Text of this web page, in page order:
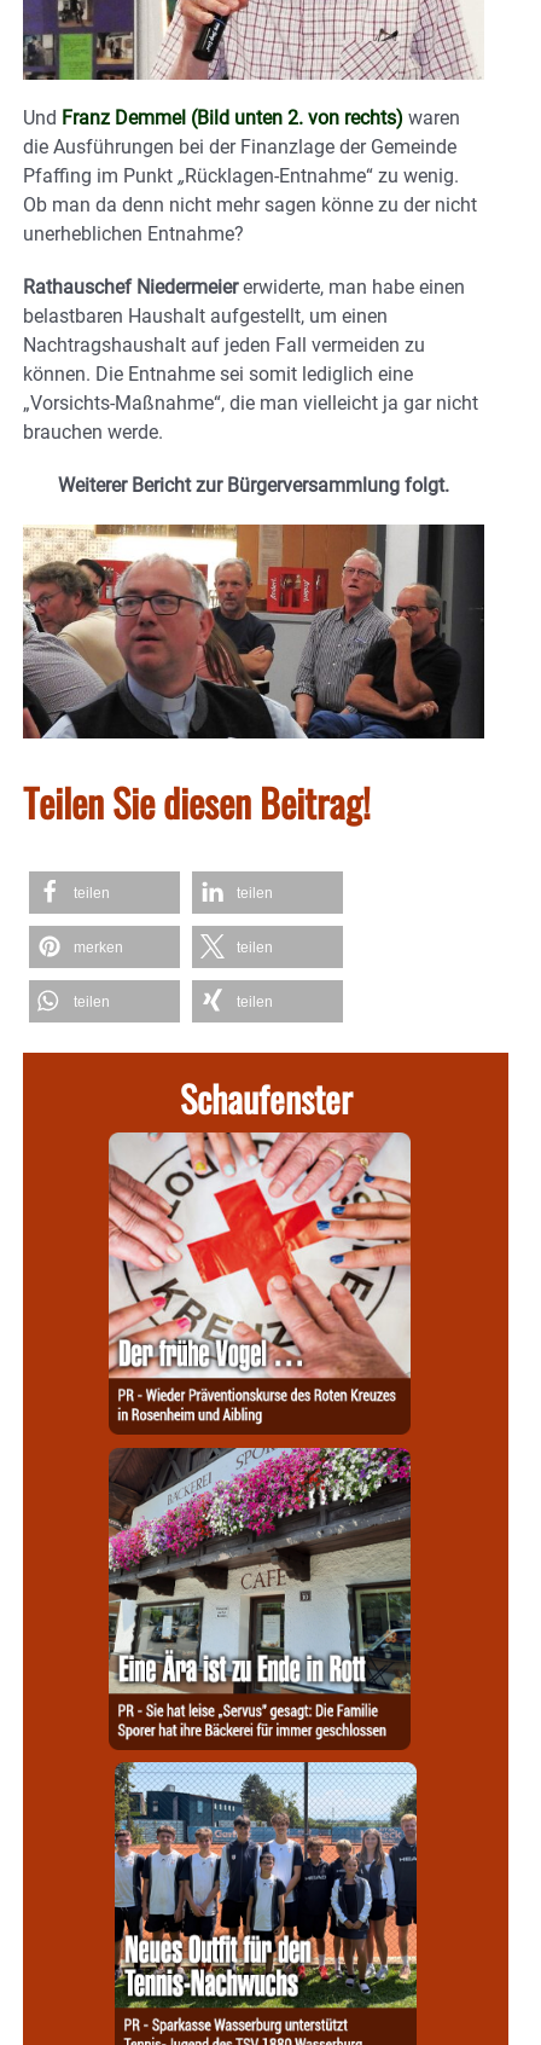
Und Franz Demmel (Bild unten 2. von rechts) waren
die Ausführungen bei der Finanzlage der Gemeinde
Pfaffing im Punkt „Rücklagen-Entnahme“ zu wenig.
Ob man da denn nicht mehr sagen könne zu der nicht
unerheblichen Entnahme?
Rathauschef Niedermeiererwiderte, man habe einen
belastbaren Haushalt aufgestellt, um einen
Nachtragshaushalt auf jeden Fall vermeiden zu
können. Die Entnahme sei somit lediglich eine
„Vorsichts-Maßnahme“, die man vielleicht ja gar nicht
brauchen werde.
Weiterer Bericht zur Bürgerversammlung folgt.
Teilen Sie diesen Beitrag!
teilen teilen
merken teilen
teilen teilen
Schaufenster